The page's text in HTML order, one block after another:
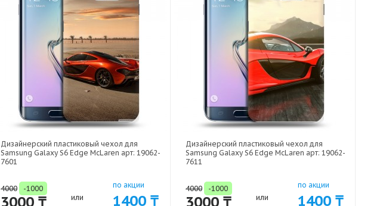
Дизайнерский пластиковый чехол для
Samsung Galaxy S6 Edge McLaren арт: 19062-
7601
4000 -1000
3000 ₸ или
по акции
1400 ₸
Дизайнерский пластиковый чехол для
Samsung Galaxy S6 Edge McLaren арт: 19062-
7611
4000 -1000
3000 ₸ или
по акции
1400 ₸